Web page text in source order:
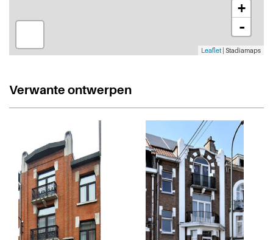
+
-
Leaflet | Stadiamaps
Verwante ontwerpen